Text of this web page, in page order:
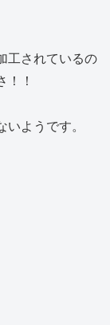
工されているの
！！
ようです。